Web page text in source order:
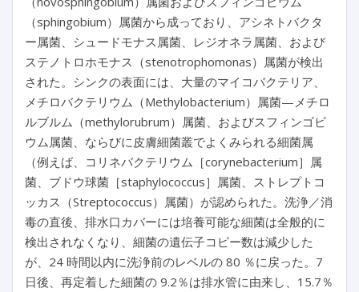
（sphingobium）属菌から成っており、アシネトバクタ
ー属菌、シュードモナス属菌、レジオネラ属菌、および
ステノトロホモナス（stenotrophomonas）属菌が検出
された。シンクの表面には、大量のマイコバクテリア、
メチロバクテリウム（Methylobacterium）属菌—メチロ
ルブルム（methylorubrum）属菌、およびスフィンゴビ
ウム属菌、ならびに皮膚細菌叢でよくみられる細菌属
（例えば、コリネバクテリウム［corynebacterium］属
菌、ブドウ球菌［staphylococcus］属菌、ストレプトコ
ッカス（Streptococcus）属菌）が認められた。洗浄／消
毒の直後、排水口カバーには培養可能な細菌は全般的に
検出されなくなり、細菌の遺伝子コピー数は減少した
が、24 時間以内に洗浄前のレベルの 80 ％に戻った。7
日後、再定着した細菌の 9.2％は排水管に由来し、15.7％